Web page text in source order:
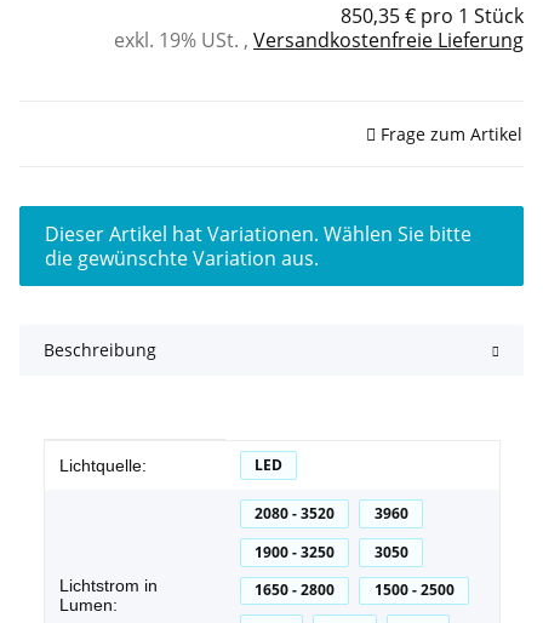
850,35 € pro 1 Stück
exkl. 19% USt. , Versandkostenfreie Lieferung
Frage zum Artikel
x
Dieser Artikel hat Variationen. Wählen Sie bitte
die gewünschte Variation aus.
Beschreibung
Produkteigenschaft
Wert
Lichtquelle: LED
Lichtstrom in
Lumen:
2080 - 3520
3960
1900 - 3250
3050
1650 - 2800
1500 - 2500